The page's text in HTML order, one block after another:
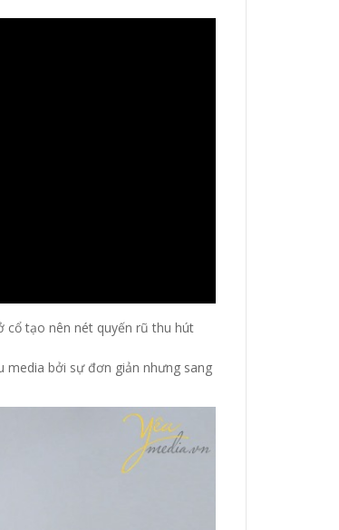
cổ tạo nên nét quyến rũ thu hút
bởi sự đơn giản nhưng sang